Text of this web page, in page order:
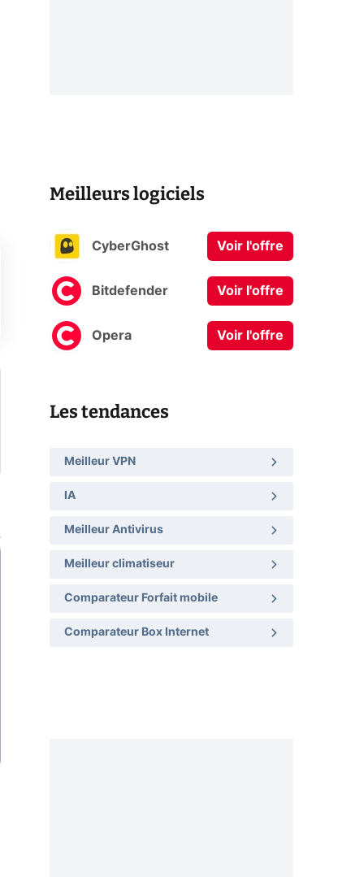
Meilleurs logiciels
CyberGhost Voir l'offre
Bitdefender Voir l'offre
Opera Voir l'offre
Les tendances
Meilleur VPN
IA
Meilleur Antivirus
Meilleur climatiseur
Comparateur Forfait mobile
Comparateur Box Internet